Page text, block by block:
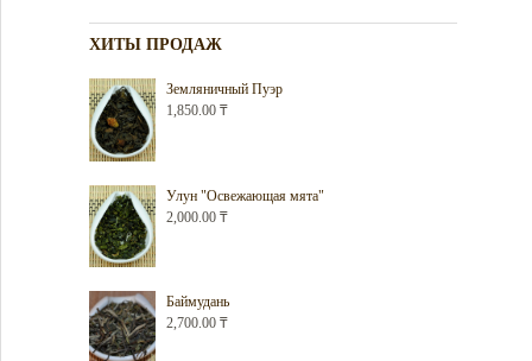
ХИТЫ ПРОДАЖ
Земляничный Пуэр
1,850.00 ₸
Улун "Освежающая мята"
2,000.00 ₸
Баймудань
2,700.00 ₸